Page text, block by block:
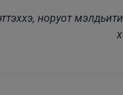
эттэххэ, норуот